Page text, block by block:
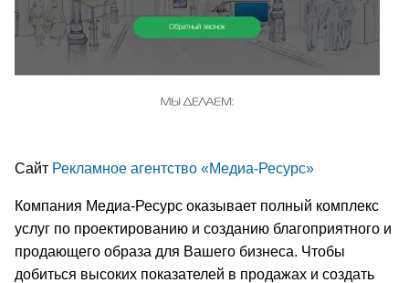
Сайт Рекламное агентство «Медиа-Ресурс»
Компания Медиа-Ресурс оказывает полный комплекс
услуг по проектированию и созданию благоприятного и
продающего образа для Вашего бизнеса. Чтобы
добиться высоких показателей в продажах и создать